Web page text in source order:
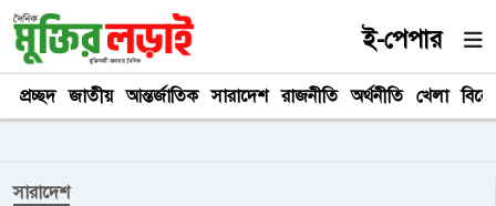
ই-পেপার
প্রচ্ছদ জাতীয় আন্তর্জাতিক সারাদেশ রাজনীতি অর্থনীতি খেলা
সারাদেশ